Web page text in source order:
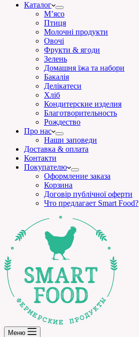
Каталог
М’ясо
Птиця
Молочні продукти
Овочі
Фрукти & ягоди
Зелень
Домашня їжа та набори
Бакалія
Делікатеси
Хліб
Кондитерские изделия
Благотворительность
Рождество
Про нас
Наши заповеди
Доставка & оплата
Контакти
Покупателю
Оформление заказа
Корзина
Договір публічної оферти
Что предлагает Smart Food?
Меню